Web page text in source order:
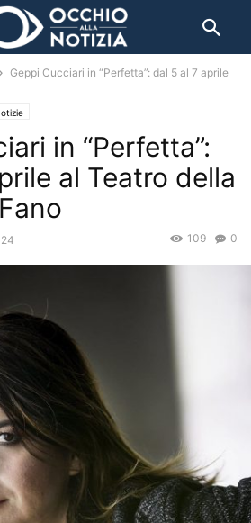
Geppi Cucciari in “Perfetta”: dal 5 al 7 aprile
in “Perfetta”:
al Teatro della
0
109